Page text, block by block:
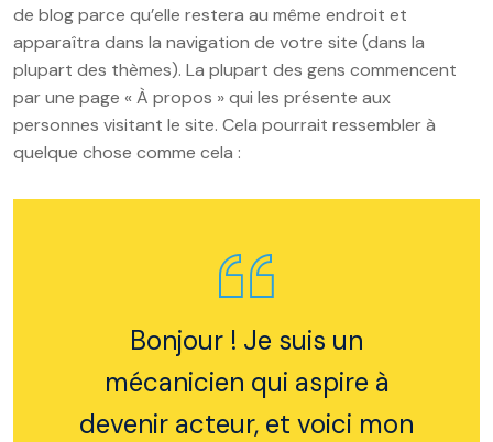
de blog parce qu’elle restera au même endroit et
apparaîtra dans la navigation de votre site (dans la
plupart des thèmes). La plupart des gens commencent
par une page « À propos » qui les présente aux
personnes visitant le site. Cela pourrait ressembler à
quelque chose comme cela :
Bonjour ! Je suis un
mécanicien qui aspire à
devenir acteur, et voici mon